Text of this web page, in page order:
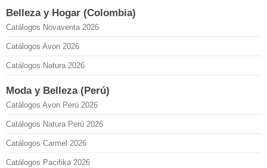
Belleza y Hogar (Colombia)
Catálogos Novaventa 2026
Catálogos Avon 2026
Catálogos Natura 2026
Moda y Belleza (Perú)
Catálogos Avon Perú 2026
Catálogos Natura Perú 2026
Catálogos Carmel 2026
Catálogos Pacifika 2026